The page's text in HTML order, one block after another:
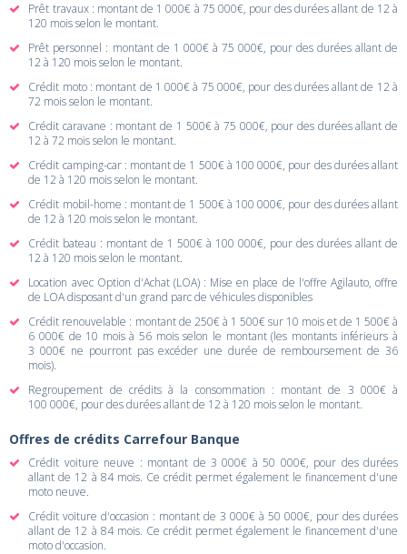
Prêt travaux : montant de 1 000€ à 75 000€, pour des durées allant de 12 à
120 mois selon le montant.
Prêt personnel : montant de 1 000€ à 75 000€, pour des durées allant de
12 à 120 mois selon le montant.
Crédit moto : montant de 1 000€ à 75 000€, pour des durées allant de 12 à
72 mois selon le montant.
Crédit caravane : montant de 1 500€ à 75 000€, pour des durées allant de
12 à 72 mois selon le montant.
Crédit camping-car : montant de 1 500€ à 100 000€, pour des durées allant
de 12 à 120 mois selon le montant.
Crédit mobil-home : montant de 1 500€ à 100 000€, pour des durées allant
de 12 à 120 mois selon le montant.
Crédit bateau : montant de 1 500€ à 100 000€, pour des durées allant de
12 à 120 mois selon le montant.
Location avec Option d'Achat (LOA) : Mise en place de l'offre Agilauto, offre
de LOA disposant d'un grand parc de véhicules disponibles
Crédit renouvelable : montant de 250€ à 1 500€ sur 10 mois et de 1 500€ à
6 000€ de 10 mois à 56 mois selon le montant (les montants inférieurs à
3 000€ ne pourront pas excéder une durée de remboursement de 36
mois).
Regroupement de crédits à la consommation : montant de 3 000€ à
100 000€, pour des durées allant de 12 à 120 mois selon le montant.
Offres de crédits Carrefour Banque
Crédit voiture neuve : montant de 3 000€ à 50 000€, pour des durées
allant de 12 à 84 mois. Ce crédit permet également le financement d'une
moto neuve.
Crédit voiture d'occasion : montant de 3 000€ à 50 000€, pour des durées
allant de 12 à 84 mois. Ce crédit permet également le financement d'une
moto d'occasion.